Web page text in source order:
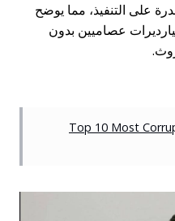
على التنفيذ، مما يوضح
عصاميين بدون
Top 10 Most